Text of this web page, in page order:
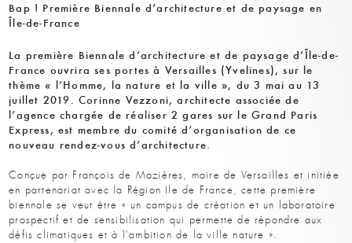
Bap ! Première Biennale d’architecture et de paysage en
Île-de-France
La première Biennale d’architecture et de paysage d’Île-de-
France ouvrira ses portes à Versailles (Yvelines), sur le
thème « l’Homme, la nature et la ville », du 3 mai au 13
juillet 2019. Corinne Vezzoni, architecte associée de
l’agence chargée de réaliser 2 gares sur le Grand Paris
Express, est membre du comité d’organisation de ce
nouveau rendez-vous d’architecture.
Conçue par François de Mazières, maire de Versailles et initiée
en partenariat avec la Région Ile de France, cette première
biennale se veut être « un campus de création et un laboratoire
prospectif et de sensibilisation qui permette de répondre aux
défis climatiques et à l’ambition de la ville nature ».